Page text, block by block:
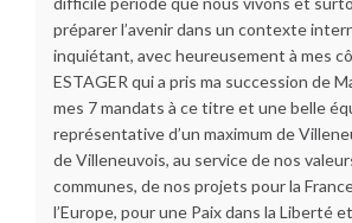
préparer l’avenir dans un contexte
inquiétant, avec heureusement à mes
ESTAGER qui a pris ma succession de
mes 7 mandats à ce titre et une belle
représentative d’un maximum de
de Villeneuvois, au service de nos
communes, de nos projets pour la
l’Europe, pour une Paix dans la Liberté